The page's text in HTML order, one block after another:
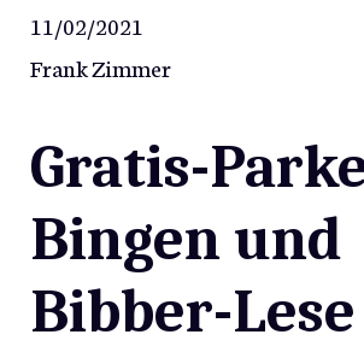
11/02/2021
Frank Zimmer
Gratis-
Bingen und
Bibber-